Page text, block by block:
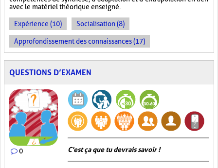
avec le matériel théorique enseigné.
Expérience (10) Socialisation (8)
Approfondissement des connaissances (17)
QUESTIONS D’EXAMEN
0 C'est ça que tu devrais savoir !